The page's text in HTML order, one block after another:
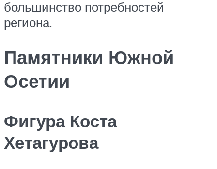
большинство потребностей
региона.
Памятники Южной
Осетии
Фигура Коста
Хетагурова